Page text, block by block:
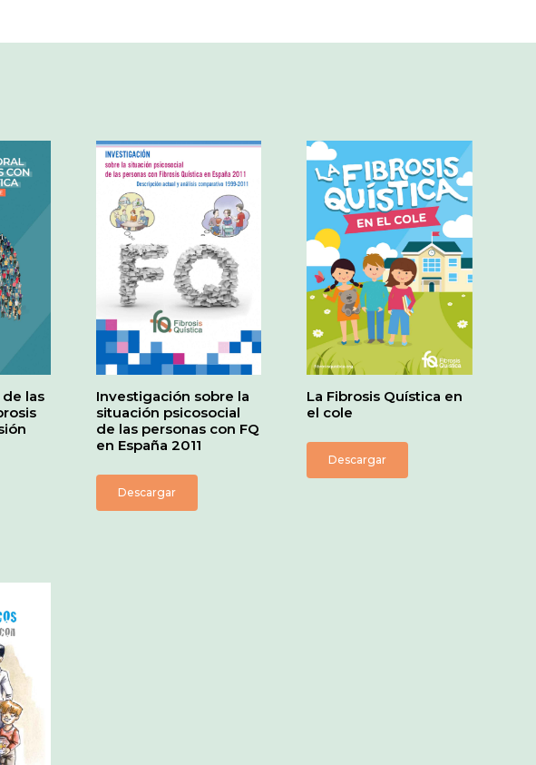
las
Investigación sobre la
situación psicosocial
de las personas con FQ
en España 2011
Descargar
La Fibrosis Quística en
el cole
Descargar